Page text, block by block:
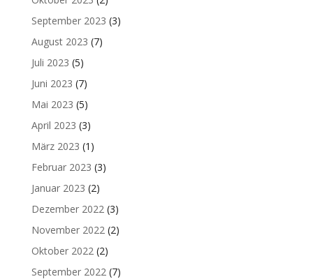
September 2023 (3)
August 2023 (7)
Juli 2023 (5)
Juni 2023 (7)
Mai 2023 (5)
April 2023 (3)
März 2023 (1)
Februar 2023 (3)
Januar 2023 (2)
Dezember 2022 (3)
November 2022 (2)
Oktober 2022 (2)
September 2022 (7)